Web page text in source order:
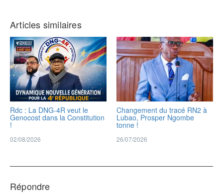
Articles similaires
Rdc : La DNG-4R veut le
Genocost dans la Constitution
!
02/08/2026
Changement du tracé RN2 à
Lubao, Prosper Ngombe
tonne !
26/07/2026
Répondre